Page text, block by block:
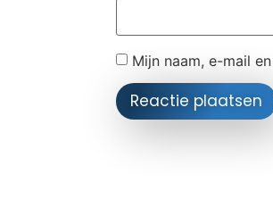
Mijn naam, e-mail